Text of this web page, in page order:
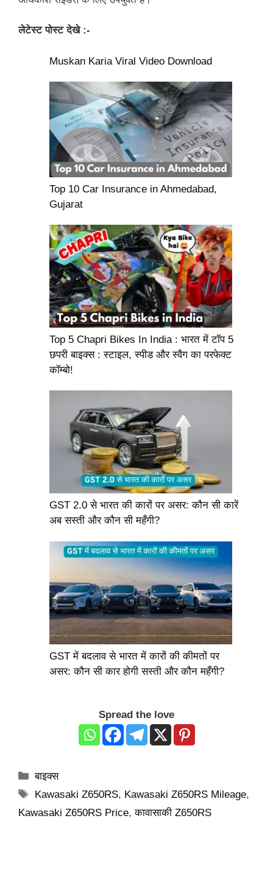
लेटेस्ट पोस्ट देखे :-
Muskan Karia Viral Video Download
Top 10 Car Insurance in Ahmedabad,
Gujarat
Top 5 Chapri Bikes In India : भारत में टॉप 5
छपरी बाइक्स : स्टाइल, स्पीड और स्वैग का परफेक्ट
कॉम्बो!
GST 2.0 से भारत की कारों पर असर: कौन सी कारें
अब सस्ती और कौन सी महँगी?
GST में बदलाव से भारत में कारों की कीमतों पर
असर: कौन सी कार होगी सस्ती और कौन महँगी?
Spread the love
Categories
बाइक्स
Tags
Kawasaki Z650RS, Kawasaki Z650RS Mileage,
Kawasaki Z650RS Price,कावासाकी Z650RS